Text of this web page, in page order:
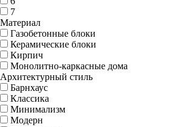
7
Материал
Газобетонные блоки
Керамические блоки
Кирпич
Монолитно-каркасные дома
Архитектурный стиль
Барнхаус
Классика
Минимализм
Модерн